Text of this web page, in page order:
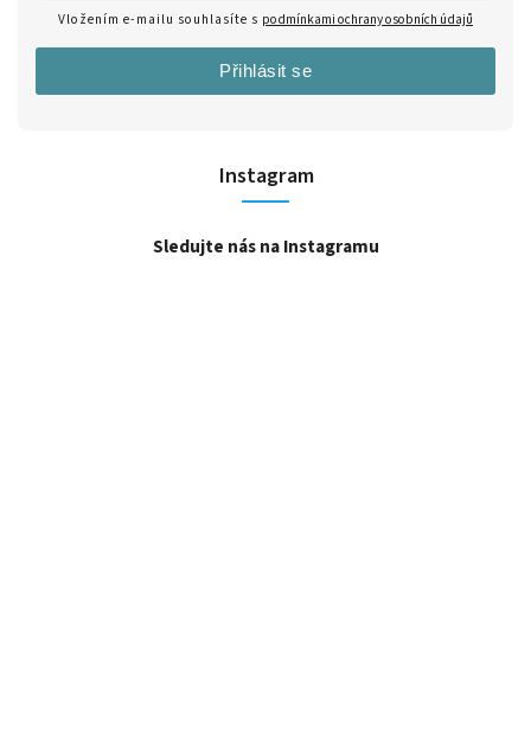
Instagram
Sledujte nás na Instagramu
Vložením e-mailu souhlasíte s podmínkami ochrany osobních údajů
Přihlásit se